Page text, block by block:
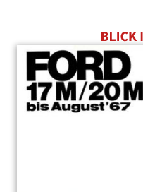
Main image
Click to view image in